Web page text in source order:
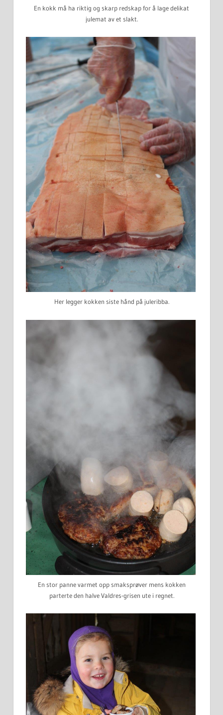
En kokk må ha riktig og skarp redskap for å lage delikat
julemat av et slakt.
Her legger kokken siste hånd på juleribba.
En stor panne varmet opp smaksprøver mens kokken
parterte den halve Valdres-grisen ute i regnet.